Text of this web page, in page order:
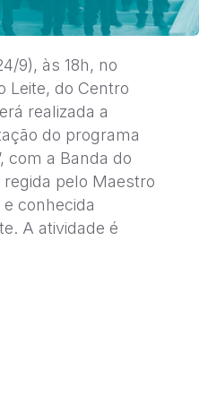
9), às 18h, no
Leite, do Centro
realizada a
do programa
com a Banda do
regida pelo Maestro
conhecida
A atividade é